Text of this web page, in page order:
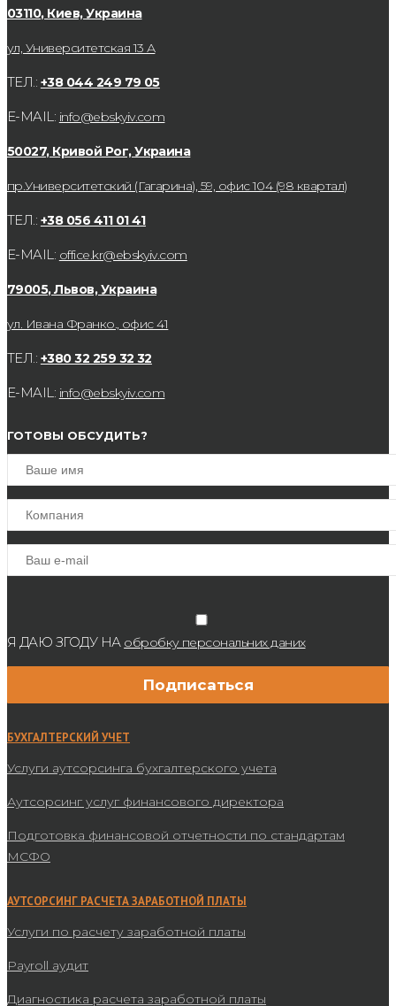
03110, Киев, Украина
ул, Университетская 13 А
ТЕЛ.: +38 044 249 79 05
E-MAIL: info@ebskyiv.com
50027, Кривой Рог, Украина
пр.Университетский (Гагарина), 59, офис 104 (98 квартал)
ТЕЛ.: +38 056 411 01 41
E-MAIL: office.kr@ebskyiv.com
79005, Львов, Украина
ул. Ивана Франко., офис 41
ТЕЛ.: +380 32 259 32 32
E-MAIL: info@ebskyiv.com
ГОТОВЫ ОБСУДИТЬ?
Я ДАЮ ЗГОДУ НА обробку персональних даних
БУХГАЛТЕРСКИЙ УЧЕТ
Услуги аутсорсинга бухгалтерского учета
Аутсорсинг услуг финансового директора
Подготовка финансовой отчетности по стандартам
МСФО
АУТСОРСИНГ РАСЧЕТА ЗАРАБОТНОЙ ПЛАТЫ
Услуги по расчету заработной платы
Payroll аудит
Диагностика расчета заработной платы